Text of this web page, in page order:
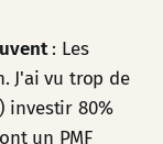
: Les
J'ai vu trop de
investir 80%
un PMF